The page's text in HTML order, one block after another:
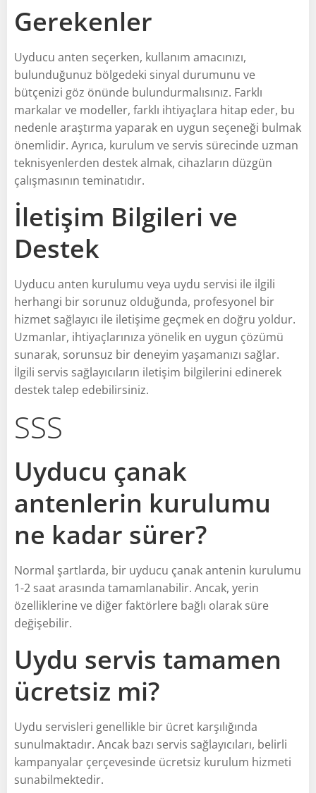
Gerekenler
Uyducu anten seçerken, kullanım amacınızı,
bulunduğunuz bölgedeki sinyal durumunu ve
bütçenizi göz önünde bulundurmalısınız. Farklı
markalar ve modeller, farklı ihtiyaçlara hitap eder, bu
nedenle araştırma yaparak en uygun seçeneği bulmak
önemlidir. Ayrıca, kurulum ve servis sürecinde uzman
teknisyenlerden destek almak, cihazların düzgün
çalışmasının teminatıdır.
İletişim Bilgileri ve
Destek
Uyducu anten kurulumu veya uydu servisi ile ilgili
herhangi bir sorunuz olduğunda, profesyonel bir
hizmet sağlayıcı ile iletişime geçmek en doğru yoldur.
Uzmanlar, ihtiyaçlarınıza yönelik en uygun çözümü
sunarak, sorunsuz bir deneyim yaşamanızı sağlar.
İlgili servis sağlayıcıların iletişim bilgilerini edinerek
destek talep edebilirsiniz.
SSS
Uyducu çanak
antenlerin kurulumu
ne kadar sürer?
Normal şartlarda, bir uyducu çanak antenin kurulumu
1-2 saat arasında tamamlanabilir. Ancak, yerin
özelliklerine ve diğer faktörlere bağlı olarak süre
değişebilir.
Uydu servis tamamen
ücretsiz mi?
Uydu servisleri genellikle bir ücret karşılığında
sunulmaktadır. Ancak bazı servis sağlayıcıları, belirli
kampanyalar çerçevesinde ücretsiz kurulum hizmeti
sunabilmektedir.